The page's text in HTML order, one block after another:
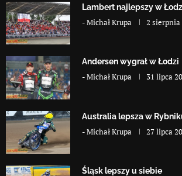
Lambert najlepszy w
-Michał Krupa 2 sierpnia
Andersen wygrał w Łodzi
-Michał Krupa 31 lipca
Australia lepsza w
-Michał Krupa 27 lipca
Śląsk lepszy u siebie